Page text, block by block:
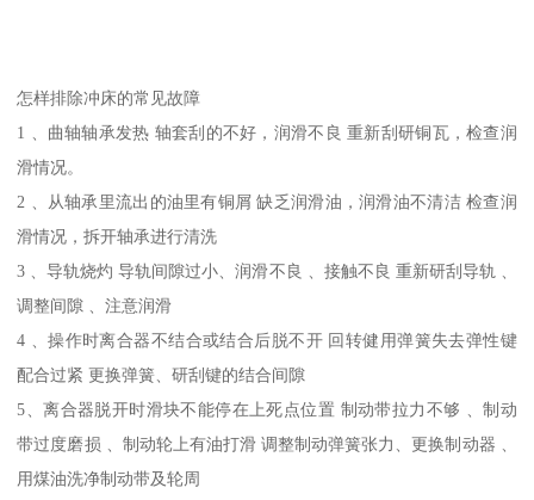
怎样排除冲床的常见故障
1 、曲轴轴承发热 轴套刮的不好，润滑不良 重新刮研铜瓦，检查润
滑情况。
2 、从轴承里流出的油里有铜屑 缺乏润滑油，润滑油不清洁 检查润
滑情况，拆开轴承进行清洗
3 、导轨烧灼 导轨间隙过小、润滑不良 、接触不良 重新研刮导轨 、
调整间隙 、注意润滑
4 、操作时离合器不结合或结合后脱不开 回转健用弹簧失去弹性键
配合过紧 更换弹簧、研刮键的结合间隙
5、离合器脱开时滑块不能停在上死点位置 制动带拉力不够 、制动
带过度磨损 、制动轮上有油打滑 调整制动弹簧张力、更换制动器 、
用煤油洗净制动带及轮周